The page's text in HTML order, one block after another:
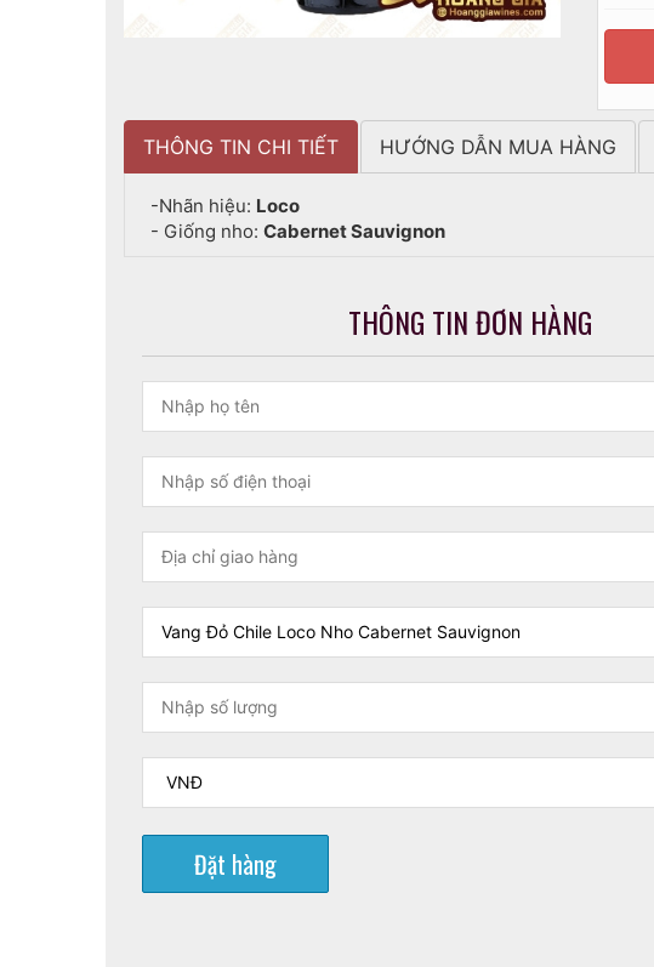
THÔNG TIN CHI TIẾT HƯỚNG DẪN MUA HÀNG
-Nhãn hiệu: Loco
- Giống nho: Cabernet Sauvignon
THÔNG TIN ĐƠN HÀNG
Đặt hàng